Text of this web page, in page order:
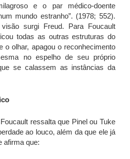
e o par médico-doente
mundo estranho”. (1978; 552).
surgi Freud. Para Foucault
todas as outras estruturas do
o olhar, apagou o reconhecimento
no espelho de seu próprio
se calassem as instâncias da
ressalta que Pinel ou Tuke
ao louco, além da que ele já
afirma que: